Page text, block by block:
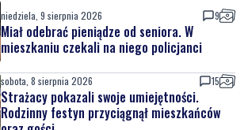
niedziela, 9 sierpnia 2026 9
Miał odebrać pieniądze od seniora. W
mieszkaniu czekali na niego policjanci
sobota, 8 sierpnia 2026 15
Strażacy pokazali swoje umiejętności.
Rodzinny festyn przyciągnął mieszkańców